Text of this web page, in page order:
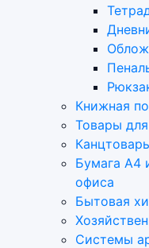
Книжная
Товары
Бумага А4
офиса
Бытовая
Системы